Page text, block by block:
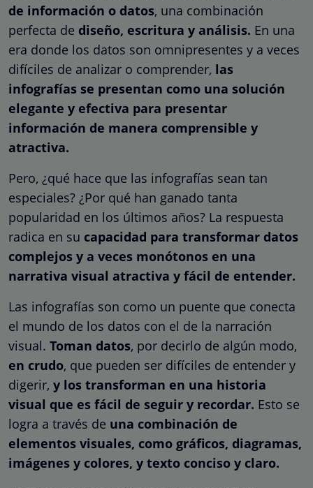
de información o datos, una combinación
perfecta de diseño, escritura y análisis. En una
era donde los datos son omnipresentes y a veces
difíciles de analizar o comprender, las
infografías se presentan como una solución
elegante y efectiva para presentar
información de manera comprensible y
atractiva.
Pero, ¿qué hace que las infografías sean tan
especiales? ¿Por qué han ganado tanta
popularidad en los últimos años? La respuesta
radica en su capacidad para transformar datos
complejos y a veces monótonos en una
narrativa visual atractiva y fácil de entender.
Las infografías son como un puente que conecta
el mundo de los datos con el de la narración
visual. Toman datos, por decirlo de algún modo,
en crudo, que pueden ser difíciles de entender y
digerir, y los transforman en una historia
visual que es fácil de seguir y recordar. Esto se
logra a través de una combinación de
elementos visuales, como gráficos, diagramas,
imágenes y colores, y texto conciso y claro.